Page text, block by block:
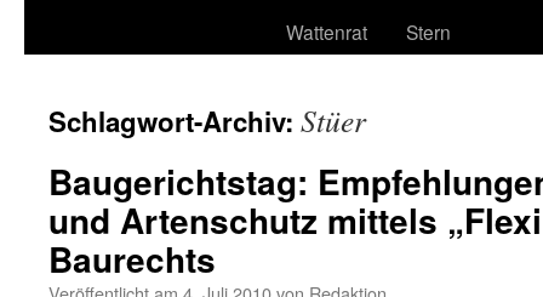
Wattenrat
Stern
Schlagwort-Archiv: Stüer
Baugerichtstag:
und Artenschutz mittels
Baurechts